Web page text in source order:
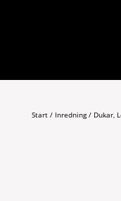
Start/ Inredning/ Dukar,